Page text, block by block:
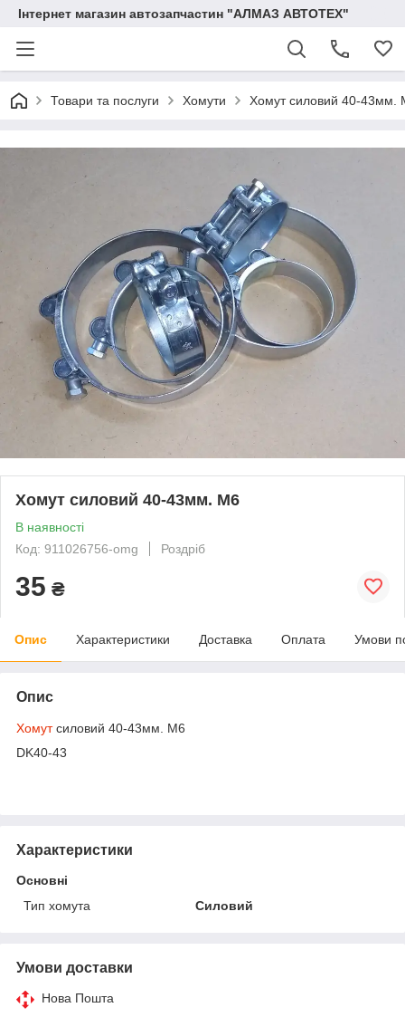
Інтернет магазин автозапчастин "АЛМАЗ АВТОТЕХ"
Товари та послуги Хомути Хомут силовий 40-43мм.
Хомут силовий 40-43мм. М6
В наявності
Код: 911026756-omg
Роздріб
35 ₴
Опис Характеристики Доставка Оплата Умови
Опис
Хомутсиловий 40-43мм. М6
DK40-43
Характеристики
Основні
Тип хомута
Силовий
Умови доставки
Нова Пошта